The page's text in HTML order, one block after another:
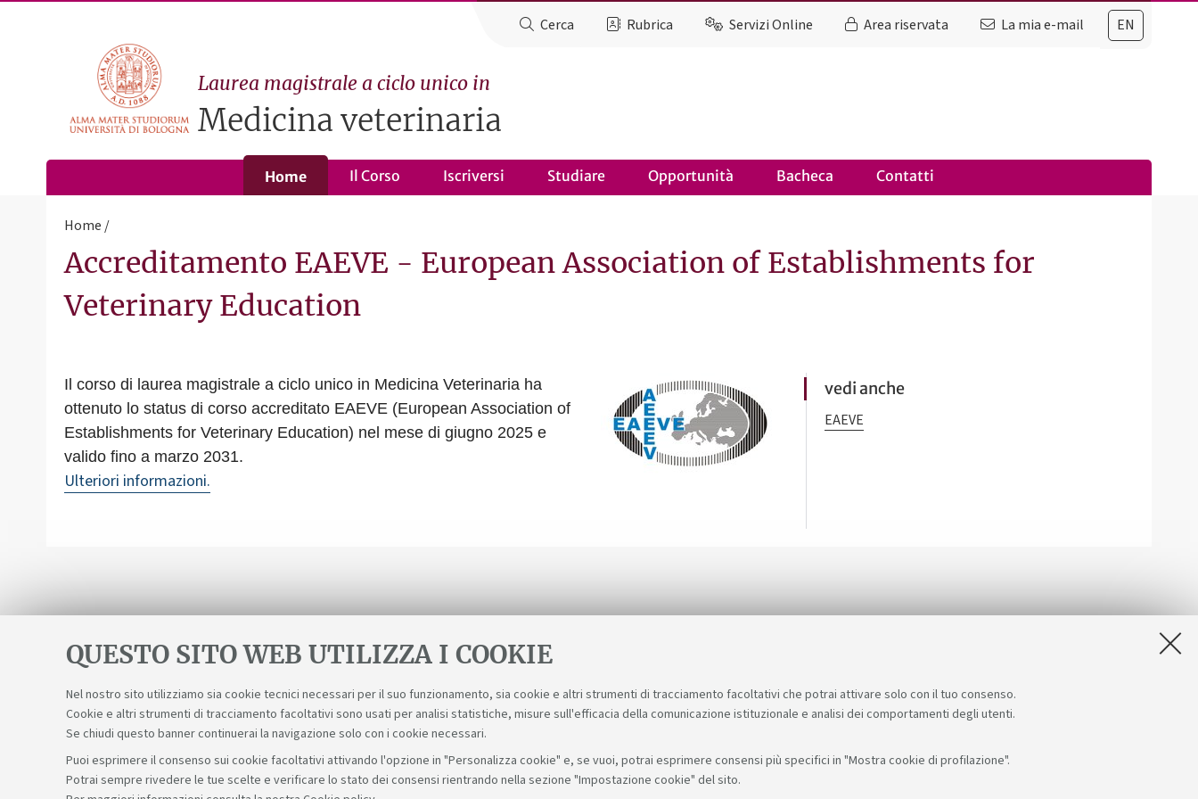
QUESTO SITO WEB UTILIZZA I COOKIE
Nel nostro sito utilizziamo sia cookie tecnici necessari per il suo funzionamento, sia cookie e altri strumenti di tracciamento facoltativi che potrai attivare solo con il tuo consenso.
Cookie e altri strumenti di tracciamento facoltativi sono usati per analisi statistiche, misure sull'efficacia della comunicazione istituzionale e analisi dei comportamenti degli utenti.
Se chiudi questo banner continuerai la navigazione solo con i cookie necessari.
Puoi esprimere il consenso sui cookie facoltativi attivando l'opzione in "Personalizza cookie" e, se vuoi, potrai esprimere consensi più specifici in "Mostra cookie di profilazione".
Potrai sempre rivedere le tue scelte e verificare lo stato dei consensi rientrando nella sezione "Impostazione cookie" del sito.
EN
Cerca Rubrica Servizi Online Area riservata La mia e-mail
Laurea magistrale a ciclo unico in
Medicina veterinaria
Home Il Corso Iscriversi Studiare Opportunità Bacheca Contatti
Home
Accreditamento EAEVE - European Association of Establishments for
Veterinary Education
Il corso di laurea magistrale a ciclo unico in Medicina Veterinaria ha
ottenuto lo status di corso accreditato EAEVE (European Association of
Establishments for Veterinary Education) nel mese di giugno 2025 e
valido fino a marzo 2031.
Ulteriori informazioni.
vedi anche
EAEVE